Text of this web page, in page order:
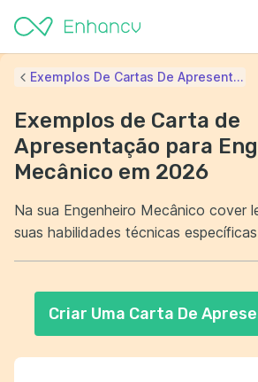
Exemplos De Cartas De Apresent...
Exemplos de Carta de
Apresentação para
Mecânico em 2026
Na sua Engenheiro Mecânico cover
suas habilidades técnicas
e de resolver problemas complexos.
entusiasmo pelo cargo e pela
Criar Uma Carta De